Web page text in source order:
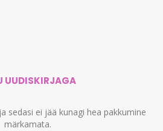
UUDISKIRJAGA
sedasi ei jää kunagi hea pakkumine
märkamata.